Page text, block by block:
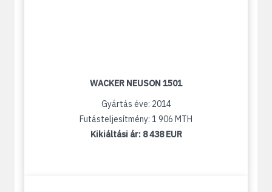
WACKER NEUSON 1501
Gyártás éve: 2014
Futásteljesítmény: 1 906 MTH
Kikiáltási ár: 8 438 EUR